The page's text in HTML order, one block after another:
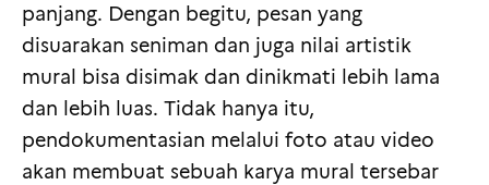
panjang. Dengan begitu, pesan yang
disuarakan seniman dan juga nilai artistik
mural bisa disimak dan dinikmati lebih lama
dan lebih luas. Tidak hanya itu,
pendokumentasian melalui foto atau video
akan membuat sebuah karya mural tersebar